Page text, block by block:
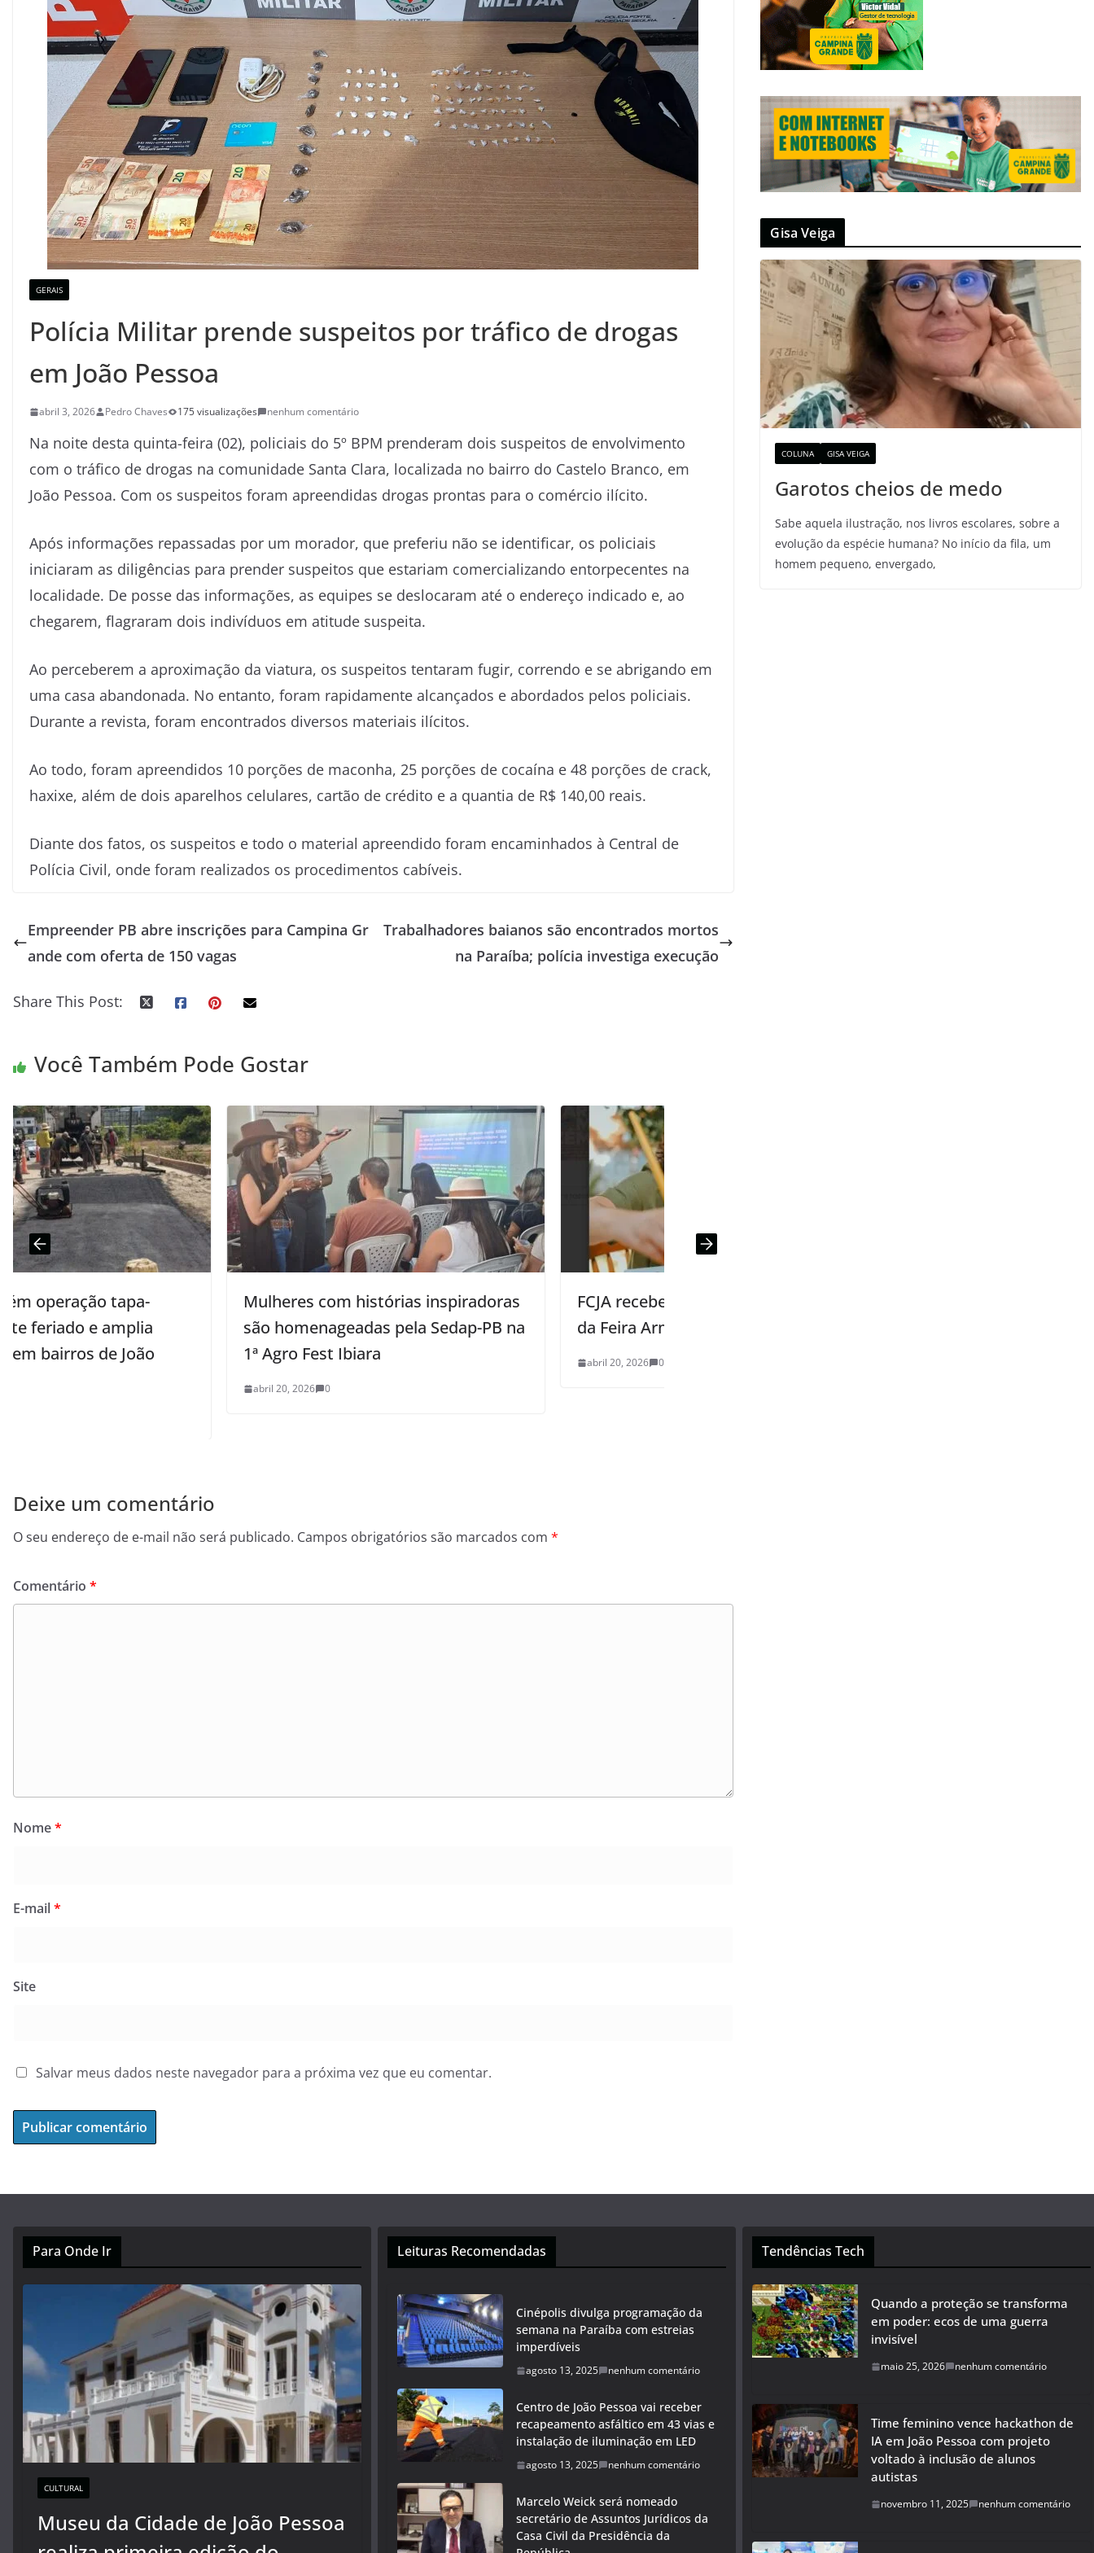
GERAIS
Polícia Militar prende suspeitos por tráfico de drogas
em João Pessoa
abril 3, 2026 Pedro Chaves 175 visualizações nenhum comentário
Na noite desta quinta-feira (02), policiais do 5º BPM prenderam dois suspeitos de envolvimento
com o tráfico de drogas na comunidade Santa Clara, localizada no bairro do Castelo Branco, em
João Pessoa. Com os suspeitos foram apreendidas drogas prontas para o comércio ilícito.
Após informações repassadas por um morador, que preferiu não se identificar, os policiais
iniciaram as diligências para prender suspeitos que estariam comercializando entorpecentes na
localidade. De posse das informações, as equipes se deslocaram até o endereço indicado e, ao
chegarem, flagraram dois indivíduos em atitude suspeita.
Ao perceberem a aproximação da viatura, os suspeitos tentaram fugir, correndo e se abrigando em
uma casa abandonada. No entanto, foram rapidamente alcançados e abordados pelos policiais.
Durante a revista, foram encontrados diversos materiais ilícitos.
Ao todo, foram apreendidos 10 porções de maconha, 25 porções de cocaína e 48 porções de crack,
haxixe, além de dois aparelhos celulares, cartão de crédito e a quantia de R$ 140,00 reais.
Diante dos fatos, os suspeitos e todo o material apreendido foram encaminhados à Central de
Polícia Civil, onde foram realizados os procedimentos cabíveis.
Empreender PB abre inscrições para Campina Gr
ande com oferta de 150 vagas
Trabalhadores baianos são encontrados mortos
na Paraíba; polícia investiga execução
Share This Post:
Você Também Pode Gostar
Mulheres com histórias inspiradoras
são homenageadas pela Sedap-PB na
1ª Agro Fest Ibiara
FCJA recebe edição de Dia das Mães
da Feira Armazém
Deixe um comentário
O seu endereço de e-mail não será publicado. Campos obrigatórios são marcados com *
Comentário *
Nome*
E-mail*
Site
Salvar meus dados neste navegador para a próxima vez que eu comentar.
Gisa Veiga
COLUNA GISA VEIGA
Garotos cheios de medo
Sabe aquela ilustração, nos livros escolares, sobre a
evolução da espécie humana? No início da fila, um
homem pequeno, envergado,
Para Onde Ir
CULTURAL
Museu da Cidade de João Pessoa
Leituras Recomendadas
Cinépolis divulga programação da
semana na Paraíba com estreias
imperdíveis
agosto 13, 2025 nenhum comentário
Centro de João Pessoa vai receber
recapeamento asfáltico em 43 vias e
instalação de iluminação em LED
agosto 13, 2025 nenhum comentário
Marcelo Weick será nomeado
secretário de Assuntos Jurídicos da
Casa Civil da Presidência da
Tendências Tech
Quando a proteção se transforma
em poder: ecos de uma guerra
invisível
maio 25, 2026 nenhum comentário
Time feminino vence hackathon de
IA em João Pessoa com projeto
voltado à inclusão de alunos
autistas
novembro 11, 2025 nenhum comentário